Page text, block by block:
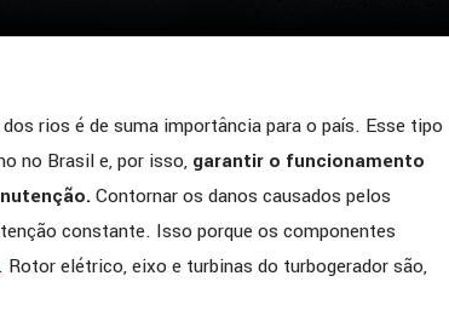
rios é de suma importância para o país. Esse tipo
no Brasil e, por isso, garantir o funcionamento
Contornar os danos causados pelos
constante. Isso porque os componentes
. Rotor elétrico, eixo e turbinas do turbogerador são,